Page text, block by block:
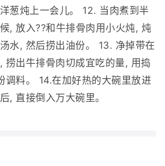
葱炖上一会儿。 12. 当肉煮到半
, 放入??和牛排骨肉用小火炖, 炖
水, 然后捞出油份。 13. 净掉带在
捞出牛排骨肉切成宜吃的量, 用捣
调料。 14.在加好热的大碗里放进
, 直接倒入万大碗里。